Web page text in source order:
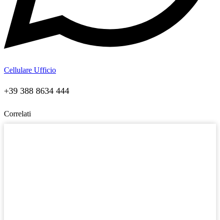
Cellulare Ufficio
+39 388 8634 444
Correlati